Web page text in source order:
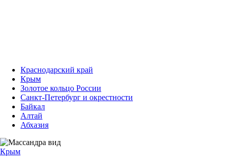
Краснодарский край
Крым
Золотое кольцо России
Санкт-Петербург и окрестности
Байкал
Алтай
Абхазия
Крым